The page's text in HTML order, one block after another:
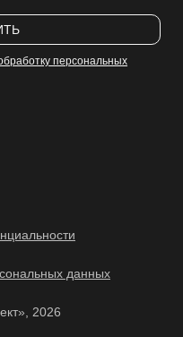
персональных
данных
2026